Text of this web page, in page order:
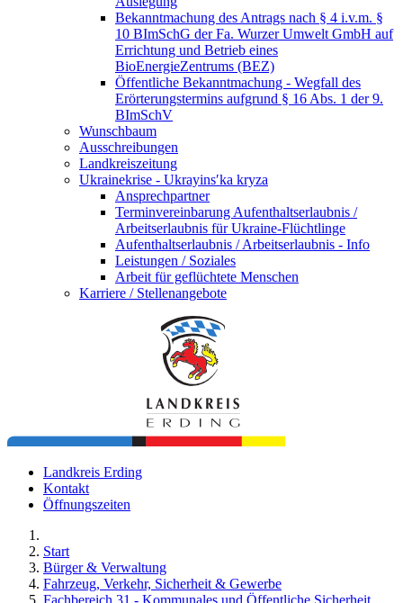
Bekanntmachung des Antrags nach § 4 i.v.m. §
10 BImSchG der Fa. Wurzer Umwelt GmbH auf
Errichtung und Betrieb eines
BioEnergieZentrums (BEZ)
Öffentliche Bekanntmachung - Wegfall des
Erörterungstermins aufgrund § 16 Abs. 1 der 9.
BImSchV
Wunschbaum
Ausschreibungen
Landkreiszeitung
Ukrainekrise - Ukrayinsʹka kryza
Ansprechpartner
Terminvereinbarung Aufenthaltserlaubnis /
Arbeitserlaubnis für Ukraine-Flüchtlinge
Aufenthaltserlaubnis / Arbeitserlaubnis - Info
Leistungen / Soziales
Arbeit für geflüchtete Menschen
Karriere / Stellenangebote
Landkreis Erding
Kontakt
Öffnungszeiten
Start
Bürger & Verwaltung
Fahrzeug, Verkehr, Sicherheit & Gewerbe
Fachbereich 31 - Kommunales und Öffentliche Sicherheit